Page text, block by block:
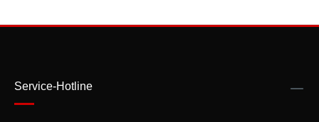
Service-Hotline